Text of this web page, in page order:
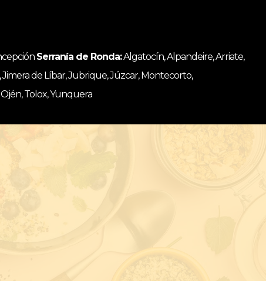
Serranía de Ronda:Algatocín, Alpandeire, Arriate,
Jimera de Líbar, Jubrique, Júzcar, Montecorto,
Tolox, Yunquera